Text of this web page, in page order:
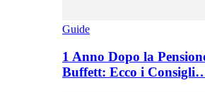
Guide
1 Anno Dopo la
Buffett: Ecco i